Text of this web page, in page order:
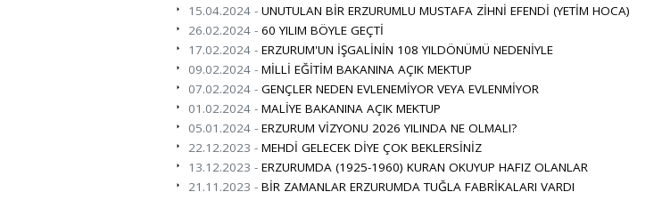
15.04.2024 - UNUTULAN BİR ERZURUMLU MUSTAFA ZİHNİ EFENDİ (YETİM HOCA)
26.02.2024 - 60 YILIM BÖYLE GEÇTİ
17.02.2024 - ERZURUM'UN İŞGALİNİN 108 YILDÖNÜMÜ NEDENİYLE
09.02.2024 - MİLLİ EĞİTİM BAKANINA AÇIK MEKTUP
07.02.2024 - GENÇLER NEDEN EVLENEMİYOR VEYA EVLENMİYOR
01.02.2024 - MALİYE BAKANINA AÇIK MEKTUP
05.01.2024 - ERZURUM VİZYONU 2026 YILINDA NE OLMALI?
22.12.2023 - MEHDİ GELECEK DİYE ÇOK BEKLERSİNİZ
13.12.2023 - ERZURUMDA (1925-1960) KURAN OKUYUP HAFIZ OLANLAR
21.11.2023 - BİR ZAMANLAR ERZURUMDA TUĞLA FABRİKALARI VARDI